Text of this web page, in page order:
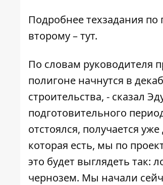
Подробнее техзадания
второму –тут.
По словам руководителя
полигоне начнутся в
строительства, - сказал
подготовительного
отстоялся, получается
которая есть, мы по
это будет выглядеть так:
чернозем. Мы начали